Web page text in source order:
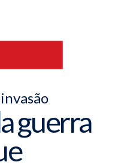
guerra